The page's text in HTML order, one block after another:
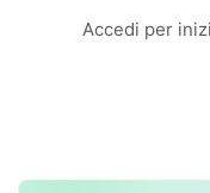
Accedi per